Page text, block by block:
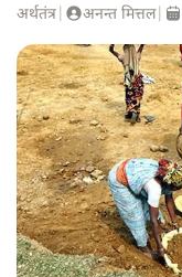
अर्थतंत्र अनन्त मित्तल|